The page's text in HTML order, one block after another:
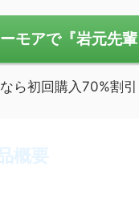
モアで『岩元先
ら初回購入70%割
概要